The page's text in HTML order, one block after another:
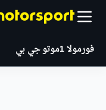
فورمولا 1 موتو جي بي